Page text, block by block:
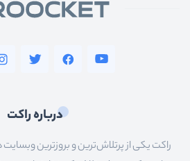
درباره راکت
راکت یکی از پرتلاش‌ترین و بروزترین